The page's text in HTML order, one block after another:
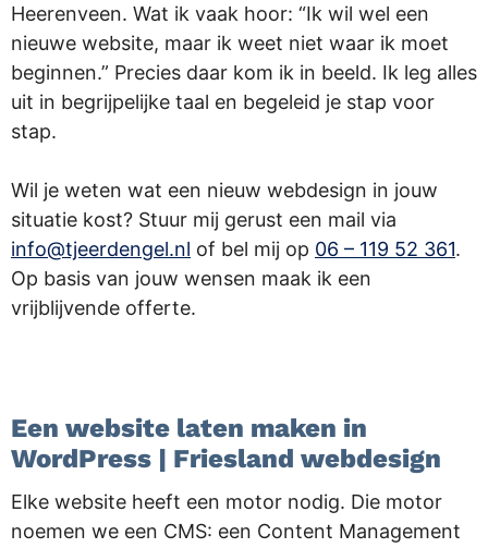
Heerenveen. Wat ik vaak hoor: “Ik wil wel een
nieuwe website, maar ik weet niet waar ik moet
beginnen.” Precies daar kom ik in beeld. Ik leg alles
uit in begrijpelijke taal en begeleid je stap voor
stap.
Wil je weten wat een nieuw webdesign in jouw
situatie kost? Stuur mij gerust een mail via
info@tjeerdengel.nl of bel mij op 06 – 119 52 361.
Op basis van jouw wensen maak ik een
vrijblijvende offerte.
Een website laten maken in
WordPress | Friesland webdesign
Elke website heeft een motor nodig. Die motor
noemen we een CMS: een Content Management